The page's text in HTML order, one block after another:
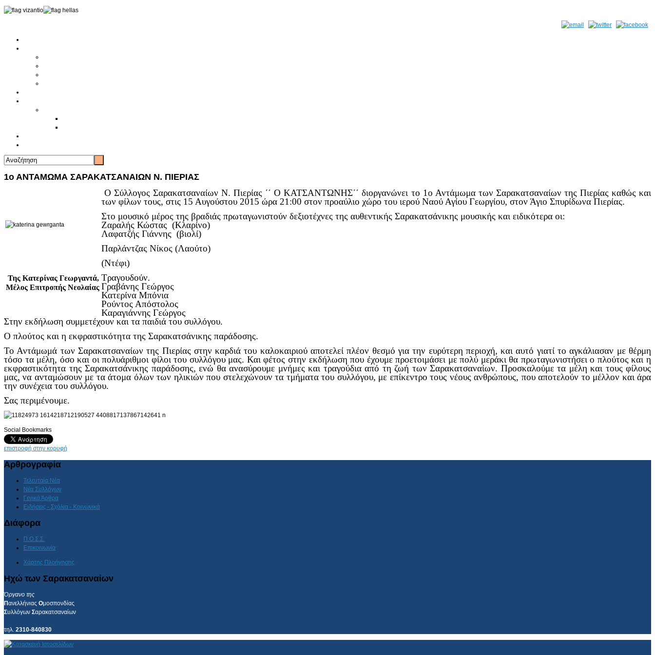
1ο ΑΝΤΑΜΩΜΑ ΣΑΡΑΚΑΤΣΑΝΑΙΩΝ Ν. ΠΙΕΡΙΑΣ
Της Κατερίνας Γεωργαντά,
Μέλος Επιτροπής Νεολαίας
Ο Σύλλογος Σαρακατσαναίων Ν. Πιερίας ΄΄ Ο ΚΑΤΣΑΝΤΩΝΗΣ΄΄ διοργανώνει το 1ο Αντάμωμα των Σαρακατσαναίων της Πιερίας καθώς και
των φίλων τους, στις 15 Αυγούστου 2015 ώρα 21:00 στον προαύλιο χώρο του ιερού Ναού Αγίου Γεωργίου, στον Άγιο Σπυρίδωνα Πιερίας.
Στο μουσικό μέρος της βραδιάς πρωταγωνιστούν δεξιοτέχνες της αυθεντικής Σαρακατσάνικης μουσικής και ειδικότερα οι:
Ζαραλής Κώστας (Κλαρίνο)
Λαφατζής Γιάννης (βιολί)
Παρλάντζας Νίκος (Λαούτο)
(Ντέφι)
Τραγουδούν.
Γραβάνης Γεώργος
Κατερίνα Μπόνια
Ρούντος Απόστολος
Καραγιάννης Γεώργος
Στην εκδήλωση συμμετέχουν και τα παιδιά του συλλόγου.
Ο πλούτος και η εκφραστικότητα της Σαρακατσάνικης παράδοσης.
Το Αντάμωμά των Σαρακατσαναίων της Πιερίας στην καρδιά του καλοκαιριού αποτελεί πλέον θεσμό για την ευρύτερη περιοχή, και αυτό γιατί το αγκάλιασαν με θέρμη
τόσο τα μέλη, όσο και οι πολυάριθμοι φίλοι του συλλόγου μας. Και φέτος στην εκδήλωση που έχουμε προετοιμάσει με πολύ μεράκι θα πρωταγωνιστήσει ο πλούτος και η
εκφραστικότητα της Σαρακατσάνικης παράδοσης, ενώ θα ανασύρουμε μνήμες και τραγούδια από τη ζωή των Σαρακατσαναίων. Προσκαλούμε τα μέλη και τους φίλους
μας, να ανταμώσουν με τα άτομα όλων των ηλικιών που στελεχώνουν τα τμήματα του συλλόγου, με επίκεντρο τους νέους ανθρώπους, που αποτελούν το μέλλον και άρα
την συνέχεια του συλλόγου.
Σας περιμένουμε.
Social Bookmarks
επιστροφή στην κορυφή
Αρθρογραφία
Τελευταία Νέα
Νέα Συλλόγων
Γενικά Άρθρα
Ειδήσεις - Σχόλια - Κοινωνικά
Διάφορα
Π.Ο.Σ.Σ.
Επικοινωνία
Χάρτης Πλοήγησης
Ηχώ των Σαρακατσαναίων
Όργανο της
Πανελλήνιας Ομοσπονδίας
Συλλόγων Σαρακατσαναίων
τηλ. 2310-840830